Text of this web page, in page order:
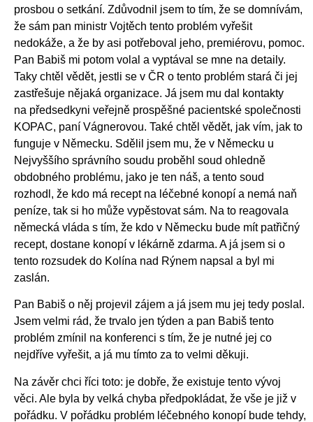
prosbou o setkání. Zdůvodnil jsem to tím, že se domnívám,
že sám pan ministr Vojtěch tento problém vyřešit
nedokáže, a že by asi potřeboval jeho, premiérovu, pomoc.
Pan Babiš mi potom volal a vyptával se mne na detaily.
Taky chtěl vědět, jestli se v ČR o tento problém stará či jej
zastřešuje nějaká organizace. Já jsem mu dal kontakty
na předsedkyni veřejně prospěšné pacientské společnosti
KOPAC, paní Vágnerovou. Také chtěl vědět, jak vím, jak to
funguje v Německu. Sdělil jsem mu, že v Německu u
Nejvyššího správního soudu proběhl soud ohledně
obdobného problému, jako je ten náš, a tento soud
rozhodl, že kdo má recept na léčebné konopí a nemá naň
peníze, tak si ho může vypěstovat sám. Na to reagovala
německá vláda s tím, že kdo v Německu bude mít patřičný
recept, dostane konopí v lékárně zdarma. A já jsem si o
tento rozsudek do Kolína nad Rýnem napsal a byl mi
zaslán.
Pan Babiš o něj projevil zájem a já jsem mu jej tedy poslal.
Jsem velmi rád, že trvalo jen týden a pan Babiš tento
problém zmínil na konferenci s tím, že je nutné jej co
nejdříve vyřešit, a já mu tímto za to velmi děkuji.
Na závěr chci říci toto: je dobře, že existuje tento vývoj
věci. Ale byla by velká chyba předpokládat, že vše je již v
pořádku. V pořádku problém léčebného konopí bude tehdy,